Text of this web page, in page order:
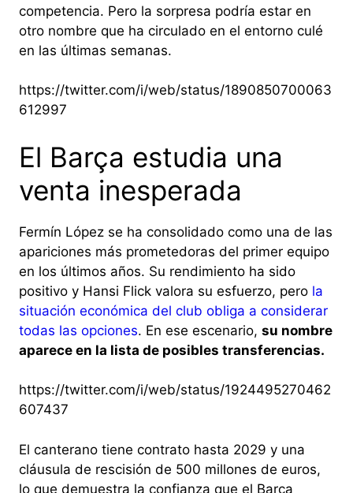
competencia. Pero la sorpresa podría estar en
otro nombre que ha circulado en el entorno culé
en las últimas semanas.
https://twitter.com/i/web/status/1890850700063
612997
El Barça estudia una
venta inesperada
Fermín López se ha consolidado como una de las
apariciones más prometedoras del primer equipo
en los últimos años. Su rendimiento ha sido
positivo y Hansi Flick valora su esfuerzo, pero la
situación económica del club obliga a considerar
todas las opciones. En ese escenario, su nombre
aparece en la lista de posibles transferencias.
https://twitter.com/i/web/status/1924495270462
607437
El canterano tiene contrato hasta 2029 y una
cláusula de rescisión de 500 millones de euros,
lo que demuestra la confianza que el Barça